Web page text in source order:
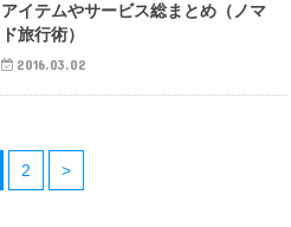
アイテムやサービス総まとめ（ノマ
ド旅行術）
2016.03.02
2 >